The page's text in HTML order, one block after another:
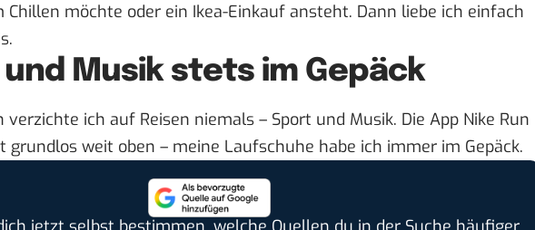
Chillen möchte oder ein Ikea-Einkauf ansteht. Dann liebe ich einfach
Musik stets im Gepäck
verzichte ich auf Reisen niemals – Sport und Musik. Die App Nike Run
grundlos weit oben – meine Laufschuhe habe ich immer im Gepäck.